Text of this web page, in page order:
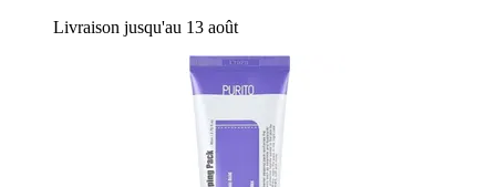
Livraison jusqu'au 13 août